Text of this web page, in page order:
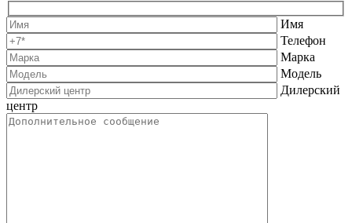
Имя
Телефон
Марка
Модель
Дилерский
центр